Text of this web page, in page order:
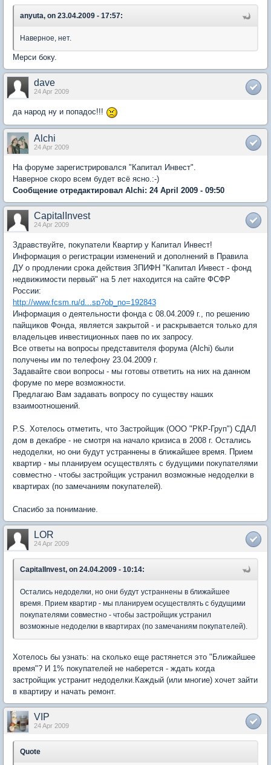
anyuta, on 23.04.2009 - 17:57:
Наверное, нет.
Мерси боку.
dave
24 Apr 2009
да народ ну и попадос!!!
Alchi
24 Apr 2009
На форуме зарегистрировался "Капитал Инвест".
Наверное скоро всем будет всё ясно.:-)
Сообщение отредактировал Alchi: 24 April 2009 - 09:50
CapitalInvest
24 Apr 2009
Здравствуйте, покупатели Квартир у Капитал Инвест!
Информация о регистрации изменений и дополнений в Правила
ДУ о продлении срока действия ЗПИФН "Капитал Инвест - фонд
недвижимости первый" на 5 лет находится на сайте ФСФР
России:
http://www.fcsm.ru/d...sp?ob_no=192843
Информация о деятельности фонда с 08.04.2009 г., по решению
пайщиков Фонда, является закрытой - и раскрывается только для
владельцев инвестиционных паев по их запросу.
Все ответы на вопросы представителя форума (Alchi) были
получены им по телефону 23.04.2009 г.
Задавайте свои вопросы - мы готовы ответить на них на данном
форуме по мере возможности.
Предлагаю Вам задавать вопросу по существу наших
взаимоотношений.
Р.S. Хотелось отметить, что Застройщик (ООО "РКР-Груп") СДАЛ
дом в декабре - не смотря на начало кризиса в 2008 г. Остались
недоделки, но они будут устраннены в ближайшее время. Прием
квартир - мы планируем осуществлять с будущими покупателями
совместно - чтобы застройщик устранил возможные недоделки в
квартирах (по замечаниям покупателей).
Спасибо за понимание.
LOR
24 Apr 2009
CapitalInvest, on 24.04.2009 - 10:14:
Остались недоделки, но они будут устраннены в ближайшее
время. Прием квартир - мы планируем осуществлять с будущими
покупателями совместно - чтобы застройщик устранил
возможные недоделки в квартирах (по замечаниям покупателей).
Хотелось бы узнать: на сколько еще растянется это "Ближайшее
время"? И 1% покупателей не наберется - ждать когда
застройщик устранит недоделки.Каждый (или многие) хочет зайти
в квартиру и начать ремонт.
VIP
24 Apr 2009
Quote